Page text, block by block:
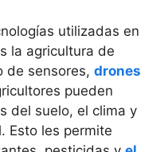
utilizadas en
la agricultura de
de sensores, drones
pueden
del suelo, el clima y
Esto les permite